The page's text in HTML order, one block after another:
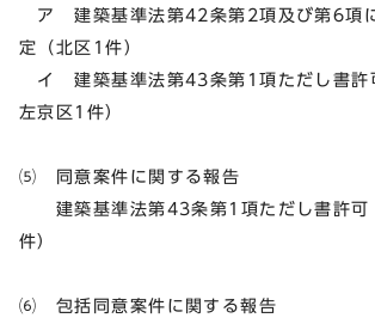
ア 建築基準法第42条第2項及び第6項
定（北区1件）
イ 建築基準法第43条第1項ただし書許
左京区1件）
⑸ 同意案件に関する報告
建築基準法第43条第1項ただし書許可
件）
⑹ 包括同意案件に関する報告